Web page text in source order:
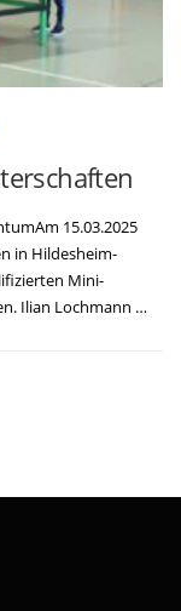
15.03.2025
in Hildesheim-
Mini-
Ilian Lochmann …